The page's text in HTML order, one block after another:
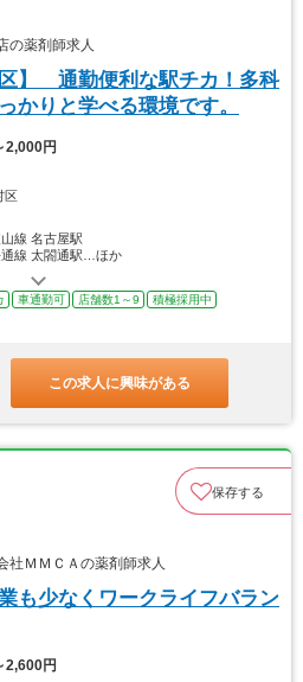
薬剤師求人
区】 通勤便利な駅チカ！多科
かりと学べる環境です。
2,000円
区
線 名古屋駅
線 太閤通駅…ほか
車通勤可 店舗数1～9
積極採用中
この求人に興味がある
保存する
ＭＭＣＡの薬剤師求人
も少なくワークライフバラン
2,600円